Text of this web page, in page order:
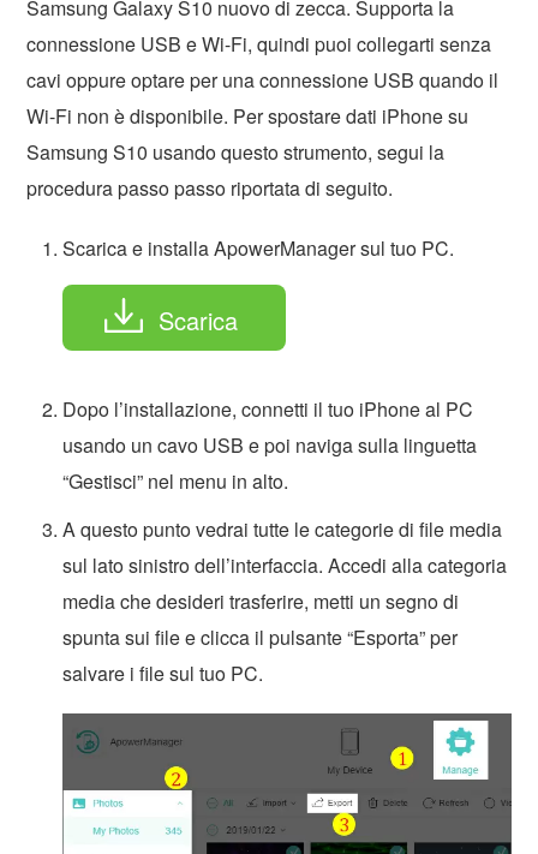
Samsung Galaxy S10 nuovo di zecca. Supporta la
connessione USB e Wi-Fi, quindi puoi collegarti senza
cavi oppure optare per una connessione USB quando il
Wi-Fi non è disponibile. Per spostare dati iPhone su
Samsung S10 usando questo strumento, segui la
procedura passo passo riportata di seguito.
Scarica e installa ApowerManager sul tuo PC.
Scarica
Dopo l’installazione, connetti il tuo iPhone al PC
usando un cavo USB e poi naviga sulla linguetta
“Gestisci” nel menu in alto.
A questo punto vedrai tutte le categorie di file media
sul lato sinistro dell’interfaccia. Accedi alla categoria
media che desideri trasferire, metti un segno di
spunta sui file e clicca il pulsante “Esporta” per
salvare i file sul tuo PC.